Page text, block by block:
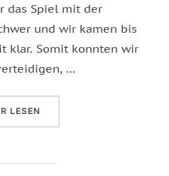
das Spiel mit der
und wir kamen bis
klar. Somit konnten wir
…
ÜBER „HALLENMEISTERSCHAFT
LESEN